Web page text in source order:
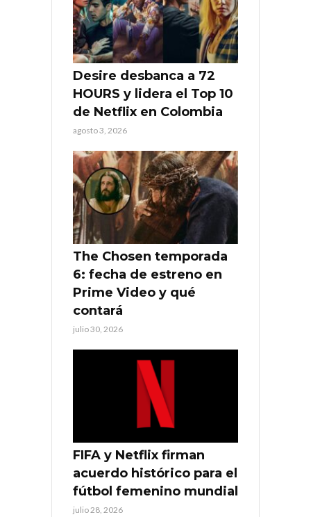
Desire desbanca a 72
HOURS y lidera el Top 10
de Netflix en Colombia
agosto 3, 2026
The Chosen temporada
6: fecha de estreno en
Prime Video y qué
contará
julio 30, 2026
FIFA y Netflix firman
acuerdo histórico para el
fútbol femenino mundial
julio 28, 2026